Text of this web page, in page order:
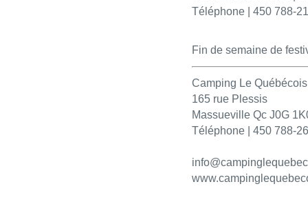
Téléphone | 450 788-
Fin de semaine de
Camping Le Québécois
165 rue Plessis
Massueville Qc J0G
Téléphone | 450 788-